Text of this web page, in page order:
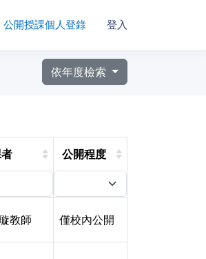
公開授課個人登錄 登入
依年度檢索
公開程度
教師 僅校內公開